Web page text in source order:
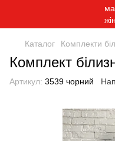
Каталог Комплекти
Комплект
Артикул: 3539 чорний